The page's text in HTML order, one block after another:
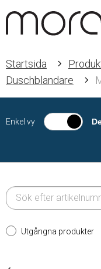
Startsida
Duschblandare
Enkel vy
Utgångna produkter